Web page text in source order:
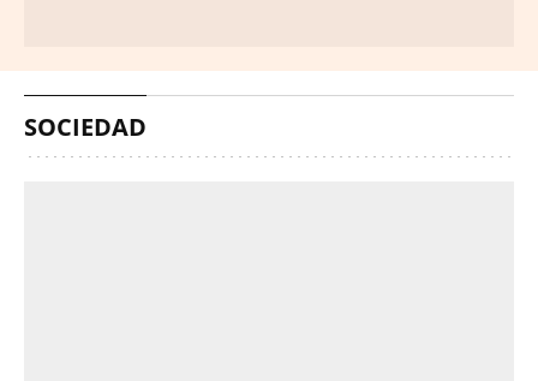
SOCIEDAD